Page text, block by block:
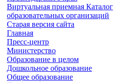
Виртуальная приемная Каталог
образовательных организаций
Старая версия сайта
Главная
Пресс-центр
Министерство
Образование в целом
Дошкольное образование
Общее образование